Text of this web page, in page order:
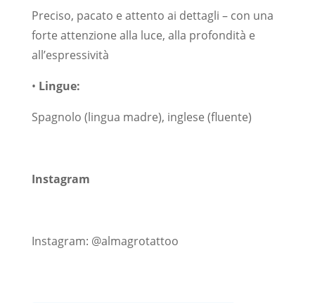
Preciso, pacato e attento ai dettagli – con una
forte attenzione alla luce, alla profondità e
all’espressività
• Lingue:
Spagnolo (lingua madre), inglese (fluente)
Instagram
Instagram: @almagrotattoo